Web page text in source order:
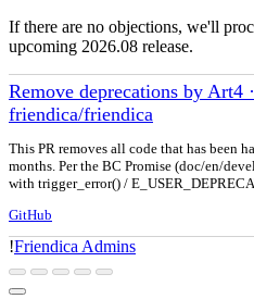
If there are no objections, we'll
upcoming 2026.08 release.
Remove deprecations by Art4
friendica/friendica
This PR removes all code that has been
months. Per the BC Promise (doc/en/
with trigger_error() /
GitHub
!Friendica Admins